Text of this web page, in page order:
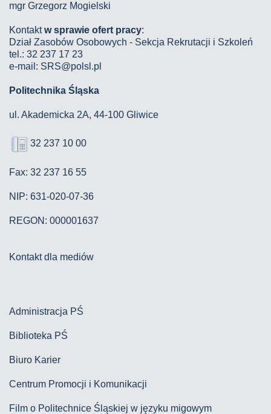
mgr Grzegorz Mogielski
Kontaktw sprawie ofert pracy:
Dział Zasobów Osobowych - Sekcja Rekrutacji i Szkoleń
tel.: 32 237 17 23
e-mail: SRS@polsl.pl
Politechnika Śląska
ul. Akademicka 2A, 44-100 Gliwice
32 237 10 00
Fax: 32 237 16 55
NIP: 631-020-07-36
REGON: 000001637
Kontakt dla mediów
Administracja PŚ
Biblioteka PŚ
Biuro Karier
Centrum Promocji i Komunikacji
Film o Politechnice Śląskiej w języku migowym